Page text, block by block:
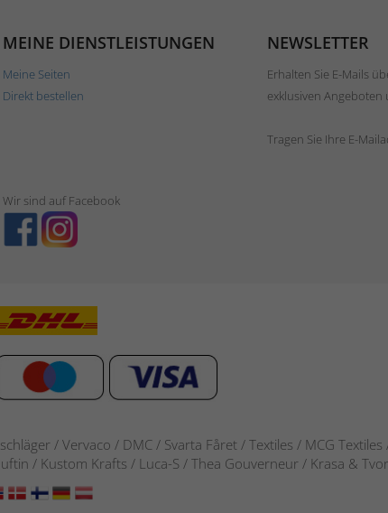
MEINE DIENSTLEISTUNGEN
Meine Seiten
Direkt bestellen
NEWSLETTER
Erhalten Sie E-Mails
exklusiven Angeboten
Tragen Sie Ihre E-
Wir sind auf Facebook
/ Vervaco / DMC / Svarta Fåret / Textiles / MCG
/ Kustom Krafts / Luca-S / Thea Gouverneur / Krasa &